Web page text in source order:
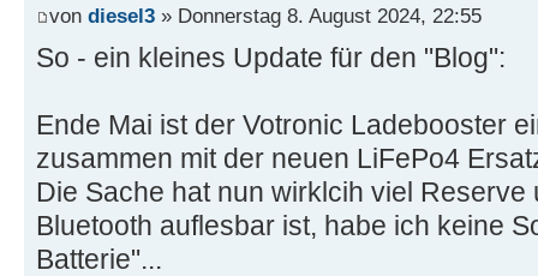
von diesel3 » Donnerstag 8. August 2024, 22:55
So - ein kleines Update für den "Blog":
Ende Mai ist der Votronic Ladebooster
zusammen mit der neuen LiFePo4
Die Sache hat nun wirklcih viel Reserve
Bluetooth auflesbar ist, habe ich keine
Batterie"...